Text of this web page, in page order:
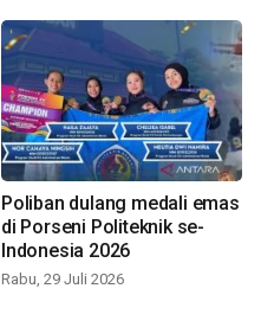
Poliban dulang medali emas
di Porseni Politeknik se-
Indonesia 2026
Rabu, 29 Juli 2026